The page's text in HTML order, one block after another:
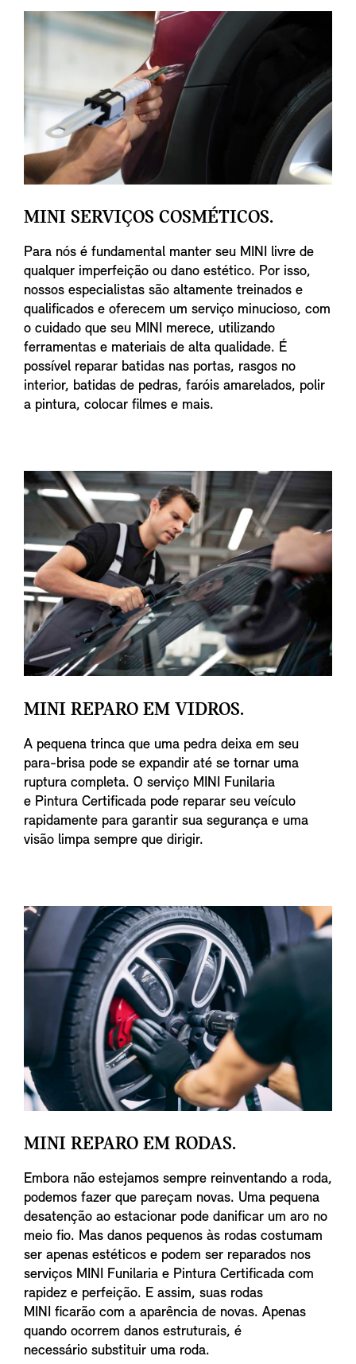
MINI SERVIÇOS COSMÉTICOS.
Para nós é fundamental manter seu MINI livre de
qualquer imperfeição ou dano estético. Por isso,
nossos especialistas são altamente treinados e
qualificados e oferecem um serviço minucioso, com
o cuidado que seu MINI merece, utilizando
ferramentas e materiais de alta qualidade. É
possível reparar batidas nas portas, rasgos no
interior, batidas de pedras, faróis amarelados, polir
a pintura, colocar filmes e mais.
MINI REPARO EM VIDROS.
A pequena trinca que uma pedra deixa em seu
para-brisa pode se expandir até se tornar uma
ruptura completa. O serviço MINI Funilaria
e Pintura Certificada pode reparar seu veículo
rapidamente para garantir sua segurança e uma
visão limpa sempre que dirigir.
MINI REPARO EM RODAS.
Embora não estejamos sempre reinventando a roda,
podemos fazer que pareçam novas. Uma pequena
desatenção ao estacionar pode danificar um aro no
meio fio. Mas danos pequenos às rodas costumam
ser apenas estéticos e podem ser reparados nos
serviços MINI Funilaria e Pintura Certificada com
rapidez e perfeição. E assim, suas rodas
MINI ficarão com a aparência de novas. Apenas
quando ocorrem danos estruturais, é
necessário substituir uma roda.